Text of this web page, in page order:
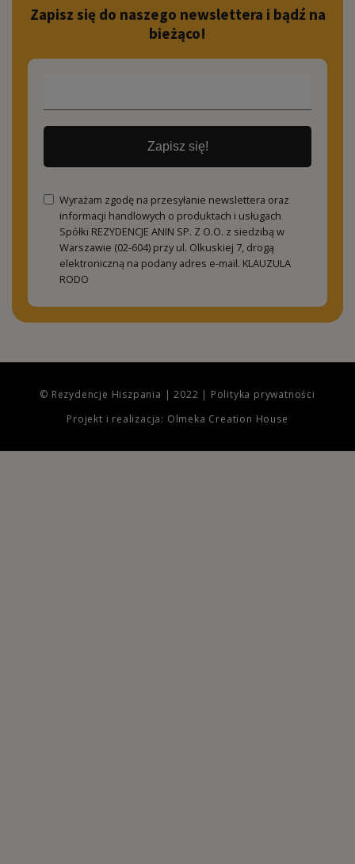
Zapisz się do naszego newslettera i bądź na
bieżąco!
Zapisz się!
Wyrażam zgodę na przesyłanie newslettera oraz
informacji handlowych o produktach i usługach
Spółki REZYDENCJE ANIN SP. Z O.O. z siedzibą w
Warszawie (02-604) przy ul. Olkuskiej 7, drogą
elektroniczną na podany adres e-mail. KLAUZULA
RODO
© Rezydencje Hiszpania | 2022 | Polityka prywatności
Projekt i realizacja: Olmeka Creation House